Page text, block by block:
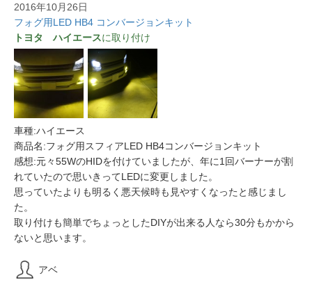
2016年10月26日
フォグ用LED HB4 コンバージョンキット
トヨタ ハイエースに取り付け
車種:ハイエース
商品名:フォグ用スフィアLED HB4コンバージョンキット
感想:元々55WのHIDを付けていましたが、年に1回バーナーが割
れていたので思いきってLEDに変更しました。
思っていたよりも明るく悪天候時も見やすくなったと感じまし
た。
取り付けも簡単でちょっとしたDIYが出来る人なら30分もかから
ないと思います。
アベ